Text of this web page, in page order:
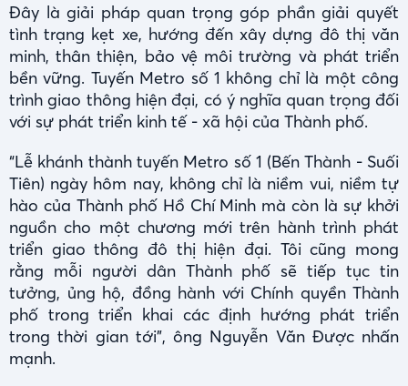
Đây là giải pháp quan trọng góp phần giải quyết
tình trạng kẹt xe, hướng đến xây dựng đô thị văn
minh, thân thiện, bảo vệ môi trường và phát triển
bền vững. Tuyến Metro số 1 không chỉ là một công
trình giao thông hiện đại, có ý nghĩa quan trọng đối
với sự phát triển kinh tế - xã hội của Thành phố.
“Lễ khánh thành tuyến Metro số 1 (Bến Thành - Suối
Tiên) ngày hôm nay, không chỉ là niềm vui, niềm tự
hào của Thành phố Hồ Chí Minh mà còn là sự khởi
nguồn cho một chương mới trên hành trình phát
triển giao thông đô thị hiện đại. Tôi cũng mong
rằng mỗi người dân Thành phố sẽ tiếp tục tin
tưởng, ủng hộ, đồng hành với Chính quyền Thành
phố trong triển khai các định hướng phát triển
trong thời gian tới”, ông Nguyễn Văn Được nhấn
mạnh.